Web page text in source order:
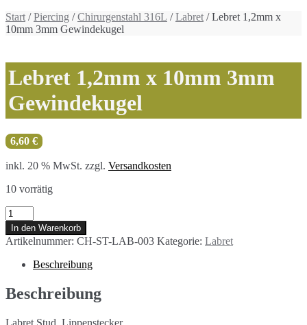
Start /Piercing /Chirurgenstahl 316L /Labret / Lebret 1,2mm x
10mm 3mm Gewindekugel
Lebret 1,2mm x 10mm 3mm
Gewindekugel
6,60 €
inkl. 20 % MwSt. zzgl. Versandkosten
10 vorrätig
Lebret
1,2mm
x
10mm
3mm
Gewindekugel
Menge
In den Warenkorb
Artikelnummer: CH-ST-LAB-003 Kategorie: Labret
Beschreibung
Beschreibung
Labret Stud, Lippenstecker